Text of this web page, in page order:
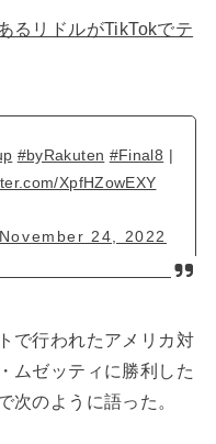
るリドルがTikTokでテ
#byRakuten #Final8 |
XpfHZowEXY
November 24, 2022
で行われたアメリカ対
ムゼッティに勝利した
次のように語った。